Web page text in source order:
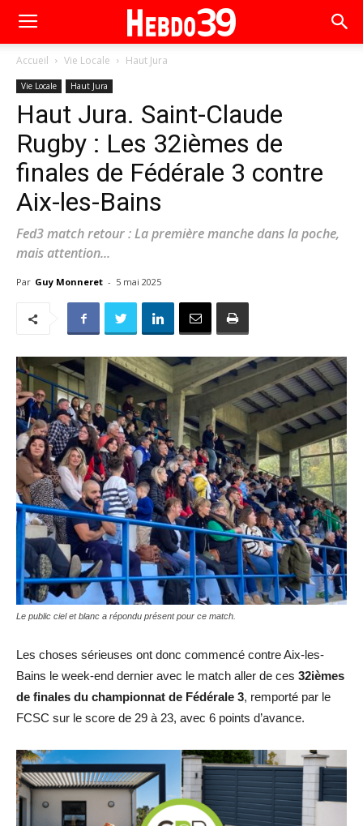
Accueil Vie Locale Haut Jura
Vie Locale Haut Jura
Haut Jura. Saint-Claude
Rugby : Les 32ièmes de
finales de Fédérale 3 contre
Aix-les-Bains
Fed3 match retour : La première manche dans la poche,
mais attention...
Par Guy Monneret - 5 mai 2025
Le public ciel et blanc a répondu présent pour ce match.
Les choses sérieuses ont donc commencé contre Aix-les-
Bains le week-end dernier avec le match aller de ces 32ièmes
de finales du championnat de Fédérale 3, remporté par le
FCSC sur le score de 29 à 23, avec 6 points d’avance.